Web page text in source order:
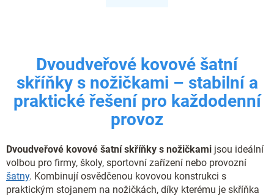
p
v
k
v
p
i
s
u
Dvoudveřové kovové šatní
skříňky s nožičkami – stabilní a
praktické řešení pro každodenní
provoz
Dvoudveřové kovové šatní skříňky s nožičkami jsou ideální
volbou pro firmy, školy, sportovní zařízení nebo provozní
šatny. Kombinují osvědčenou kovovou konstrukci s
praktickým stojanem na nožičkách, díky kterému je skříňka